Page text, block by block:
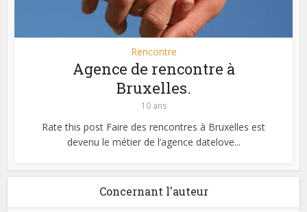
Rencontre
Agence de rencontre à
Bruxelles.
10 ans
Rate this post Faire des rencontres à Bruxelles est
devenu le métier de l’agence datelove...
Concernant l'auteur